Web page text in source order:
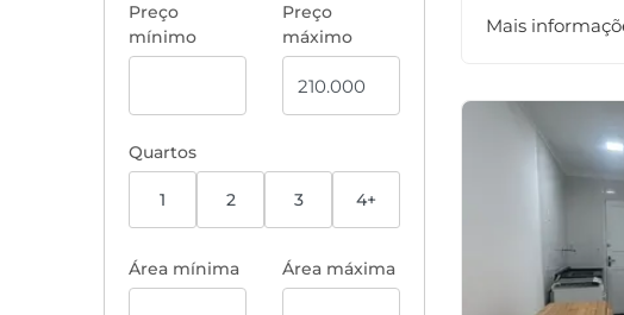
Preço
mínimo
Preço
máximo
Quartos
1 2 3 4+
Área mínima Área máxima
Mais